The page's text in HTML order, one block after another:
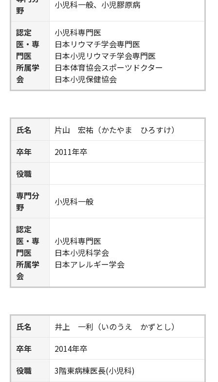
野
小児科一般、小児膠原病
認定
医・専
門医
所属学
会
小児科専門医
日本リウマチ学会専門医
日本小児リウマチ学会専門医
日本体育協会スポーツドクター
日本小児保健協会
氏名
片山 宏祐（かたやま ひろすけ）
卒年
2011年卒
役職
専門分
野
小児科一般
認定
医・専
門医
所属学
会
小児科専門医
日本小児科学会
日本アレルギー学会
氏名
井上 一利（いのうえ かずとし）
卒年
2014年卒
役職
3階東病棟医長(小児科)